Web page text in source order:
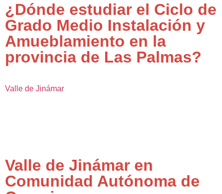
¿Dónde estudiar el Ciclo de
Grado Medio Instalación y
Amueblamiento en la
provincia de Las Palmas?
Valle de Jinámar
Valle de Jinámar en
Comunidad Autónoma de